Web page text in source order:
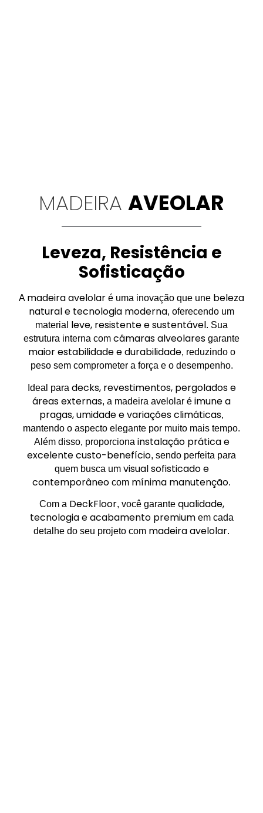
MADEIRA AVEOLAR
Leveza, Resistência e
Sofisticação
A madeira avelolar é uma inovação que une beleza
natural e tecnologia moderna, oferecendo um
material leve, resistente e sustentável. Sua
estrutura interna com câmaras alveolares garante
maior estabilidade e durabilidade, reduzindo o
peso sem comprometer a força e o desempenho.
Ideal para decks, revestimentos, pergolados e
áreas externas, a madeira avelolar é imune a
pragas, umidade e variações climáticas,
mantendo o aspecto elegante por muito mais tempo.
Além disso, proporciona instalação prática e
excelente custo-benefício, sendo perfeita para
quem busca um visual sofisticado e
contemporâneo com mínima manutenção.
Com a DeckFloor, você garante qualidade,
tecnologia e acabamento premiumem cada
detalhe do seu projeto com madeira avelolar.